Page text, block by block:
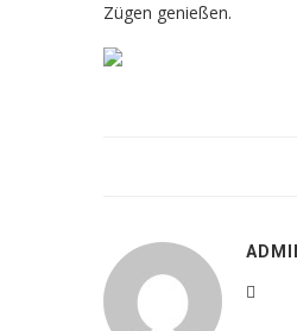
Zügen genießen.